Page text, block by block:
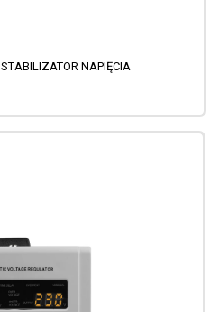
STABILIZATOR NAPIĘCIA